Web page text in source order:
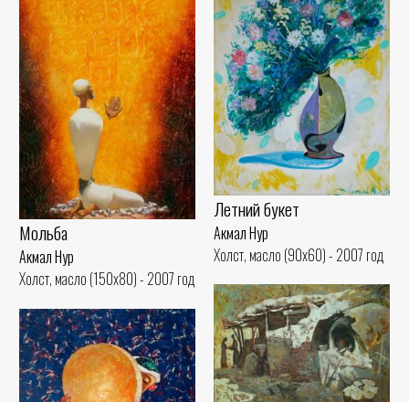
Мольба
Акмал Нур
Холст, масло (150x80) - 2007 год
Летний букет
Акмал Нур
Холст, масло (90x60) - 2007 год